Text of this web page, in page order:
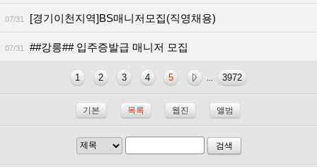
07/31 [경기이천지역]BS매니저모집(직영채용)
07/31 ##강릉## 입주증발급 매니저 모집
1 2 3 4 5 ... 3972
기본 목록 웹진 앨범
검색